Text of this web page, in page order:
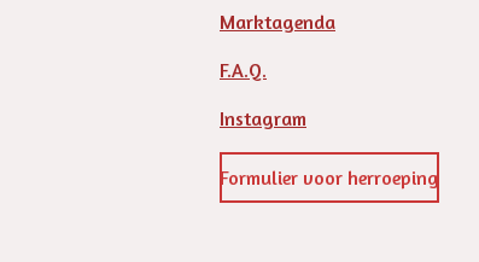
Marktagenda
F.A.Q.
Instagram
Formulier voor herroeping